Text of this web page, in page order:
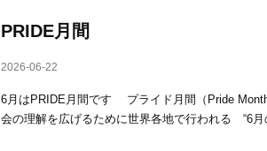
PRIDE月間
2026-06-22
6月はPRIDE月間です プライド月間（Pride
会の理解を広げるために世界各地で行われる “6